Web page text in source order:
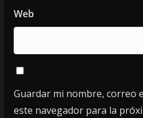
Web
Guardar mi nombre, correo
este navegador para la